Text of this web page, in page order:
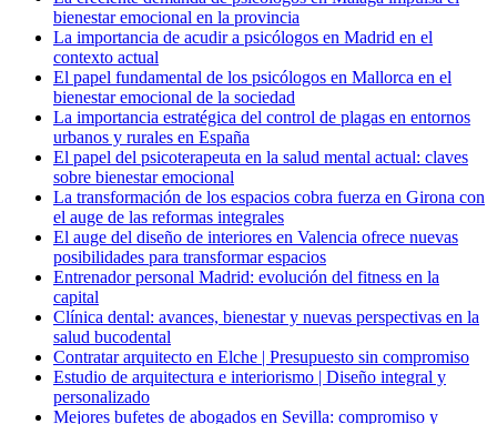
bienestar emocional en la provincia
La importancia de acudir a psicólogos en Madrid en el
contexto actual
El papel fundamental de los psicólogos en Mallorca en el
bienestar emocional de la sociedad
La importancia estratégica del control de plagas en entornos
urbanos y rurales en España
El papel del psicoterapeuta en la salud mental actual: claves
sobre bienestar emocional
La transformación de los espacios cobra fuerza en Girona con
el auge de las reformas integrales
El auge del diseño de interiores en Valencia ofrece nuevas
posibilidades para transformar espacios
Entrenador personal Madrid: evolución del fitness en la
capital
Clínica dental: avances, bienestar y nuevas perspectivas en la
salud bucodental
Contratar arquitecto en Elche | Presupuesto sin compromiso
Estudio de arquitectura e interiorismo | Diseño integral y
personalizado
Mejores bufetes de abogados en Sevilla: compromiso y